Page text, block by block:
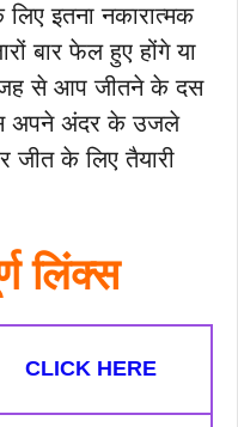
इतना नकारात्मक
बार फेल हुए होंगे या
से आप जीतने के दस
अपने अंदर के उजले
के लिए तैयारी
लिंक्स
CLICK HERE